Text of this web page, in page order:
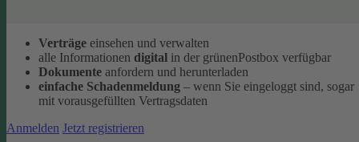
Verträge einsehen und verwalten
alle Informationen digital in der grünenPostbox verfügbar
Dokumente anfordern und herunterladen
einfache Schadenmeldung – wenn Sie eingeloggt sind, sogar
mit vorausgefüllten Vertragsdaten
Anmelden Jetzt registrieren